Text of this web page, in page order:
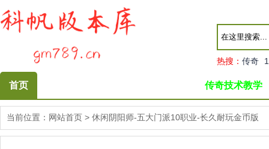
热搜： 传奇
首页 传奇技术教学
当前位置： 网站首页 > 休闲阴阳师-五大门派10职业-长久耐玩金币版